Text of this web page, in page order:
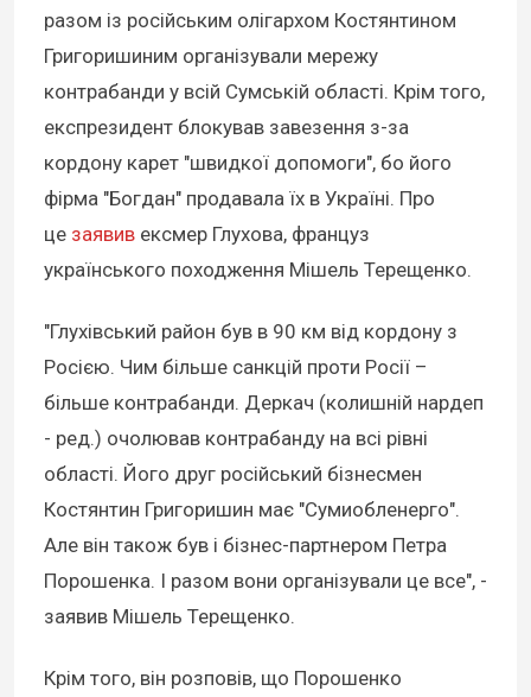
разом із російським олігархом Костянтином
Григоришиним організували мережу
контрабанди у всій Сумській області. Крім того,
експрезидент блокував завезення з-за
кордону карет "швидкої допомоги", бо його
фірма "Богдан" продавала їх в Україні. Про
це заявив ексмер Глухова, француз
українського походження Мішель Терещенко.
"Глухівський район був в 90 км від кордону з
Росією. Чим більше санкцій проти Росії –
більше контрабанди. Деркач (колишній нардеп
- ред.) очолював контрабанду на всі рівні
області. Його друг російський бізнесмен
Костянтин Григоришин має "Сумиобленерго".
Але він також був і бізнес-партнером Петра
Порошенка. І разом вони організували це все", -
заявив Мішель Терещенко.
Крім того, він розповів, що Порошенко